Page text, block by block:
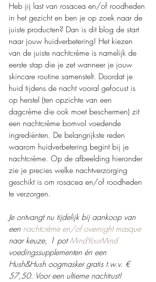
Heb jij last van rosacea en/of roodheden
in het gezicht en ben je op zoek naar de
juiste producten? Dan is dit blog de start
naar jouw huidverbetering! Het kiezen
van de juiste nachtcrème is namelijk de
eerste stap die je zet wanneer je jouw
skincare routine samenstelt. Doordat je
huid tijdens de nacht vooral gefocust is
op herstel (ten opzichte van een
dagcrème die ook moet beschermen) zit
een nachtcrème bomvol voedende
ingrediënten. De belangrijkste reden
waarom huidverbetering begint bij je
nachtcrème. Op de afbeelding hieronder
zie je precies welke nachtverzorging
geschikt is om rosacea en/of roodheden
te verzorgen.
Je ontvangt nu tijdelijk bij aankoop van
een nachtcrème en/of overnight masque
naar keuze, 1 pot MindYourMind
voedingssupplementen én een
Hush&Hush oogmasker gratis t.w.v. €
57,50. Voor een ultieme nachtrust!